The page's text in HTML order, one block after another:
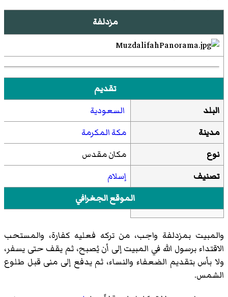
مزدلفة
تقديم
البلد
السعودية
مدينة
مكة المكرمة
نوع
مكان مقدس
تصنيف
إسلام
الموقع الجغرافي
والمبيت بمزدلفة واجب، من تركه فعليه كفارة، والمستحب
الاقتداء برسول الله في المبيت إلى أن يُصبح، ثم يقف حتى يسفر،
ولا بأس بتقديم الضعفاء والنساء، ثم يدفع إلى منى قبل طلوع
الشمس.